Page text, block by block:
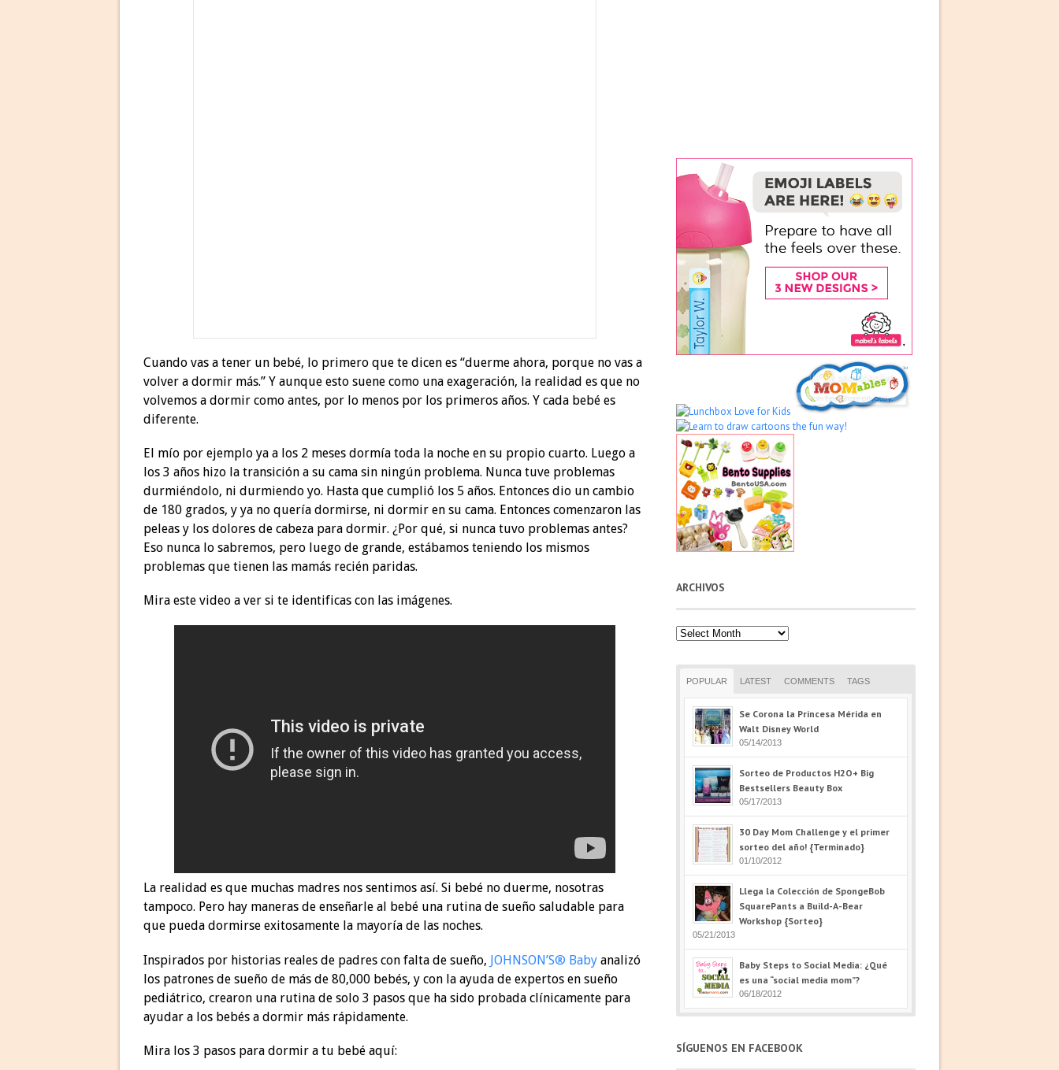
Cuando vas a tener un bebé, lo primero que te dicen es “duerme ahora, porque no vas a
volver a dormir más.” Y aunque esto suene como una exageración, la realidad es que no
volvemos a dormir como antes, por lo menos por los primeros años. Y cada bebé es
diferente.
El mío por ejemplo ya a los 2 meses dormía toda la noche en su propio cuarto. Luego a
los 3 años hizo la transición a su cama sin ningún problema. Nunca tuve problemas
durmiéndolo, ni durmiendo yo. Hasta que cumplió los 5 años. Entonces dio un cambio
de 180 grados, y ya no quería dormirse, ni dormir en su cama. Entonces comenzaron las
peleas y los dolores de cabeza para dormir. ¿Por qué, si nunca tuvo problemas antes?
Eso nunca lo sabremos, pero luego de grande, estábamos teniendo los mismos
problemas que tienen las mamás recién paridas.
Mira este video a ver si te identificas con las imágenes.
La realidad es que muchas madres nos sentimos así. Si bebé no duerme, nosotras
tampoco. Pero hay maneras de enseñarle al bebé una rutina de sueño saludable para
que pueda dormirse exitosamente la mayoría de las noches.
Inspirados por historias reales de padres con falta de sueño, JOHNSON’S® Baby analizó
los patrones de sueño de más de 80,000 bebés, y con la ayuda de expertos en sueño
pediátrico, crearon una rutina de solo 3 pasos que ha sido probada clínicamente para
ayudar a los bebés a dormir más rápidamente.
Mira los 3 pasos para dormir a tu bebé aquí:
ARCHIVOS
Archivos
POPULAR LATEST COMMENTS TAGS
Se Corona la Princesa Mérida en
Walt Disney World
05/14/2013
Sorteo de Productos H2O+ Big
Bestsellers Beauty Box
05/17/2013
30 Day Mom Challenge y el primer
sorteo del año! {Terminado}
01/10/2012
Llega la Colección de SpongeBob
SquarePants a Build-A-Bear
Workshop {Sorteo}
05/21/2013
Baby Steps to Social Media: ¿Qué
es una “social media mom”?
06/18/2012
SÍGUENOS EN FACEBOOK